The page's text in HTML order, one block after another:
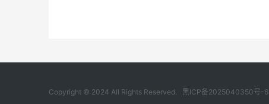
Copyright © 2024 All Rights Reserved. 黑ICP备2025040350号-6